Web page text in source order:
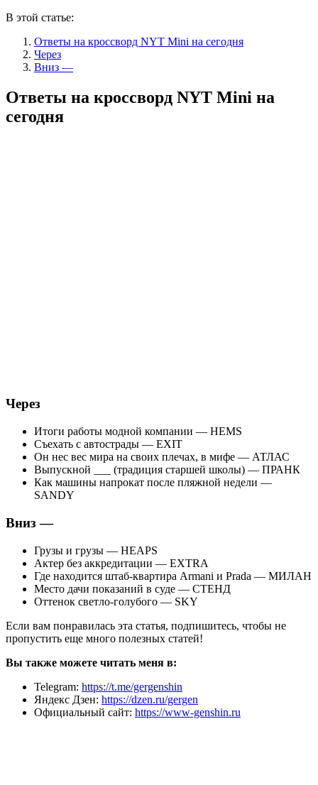
В этой статье:
Ответы на кроссворд NYT Mini на сегодня
Через
Вниз —
Ответы на кроссворд NYT Mini на
сегодня
Через
Итоги работы модной компании — HEMS
Съехать с автострады — EXIT
Он нес вес мира на своих плечах, в мифе — АТЛАС
Выпускной ___ (традиция старшей школы) — ПРАНК
Как машины напрокат после пляжной недели —
SANDY
Вниз —
Грузы и грузы — HEAPS
Актер без аккредитации — EXTRA
Где находится штаб-квартира Armani и Prada — МИЛАН
Место дачи показаний в суде — СТЕНД
Оттенок светло-голубого — SKY
Если вам понравилась эта статья, подпишитесь, чтобы не
пропустить еще много полезных статей!
Вы также можете читать меня в:
Telegram: https://t.me/gergenshin
Яндекс Дзен: https://dzen.ru/gergen
Официальный сайт: https://www-genshin.ru